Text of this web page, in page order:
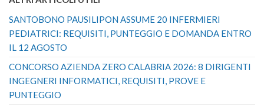
SANTOBONO PAUSILIPON ASSUME 20 INFERMIERI
PEDIATRICI: REQUISITI, PUNTEGGIO E DOMANDA ENTRO
IL 12 AGOSTO
CONCORSO AZIENDA ZERO CALABRIA 2026: 8 DIRIGENTI
INGEGNERI INFORMATICI, REQUISITI, PROVE E
PUNTEGGIO